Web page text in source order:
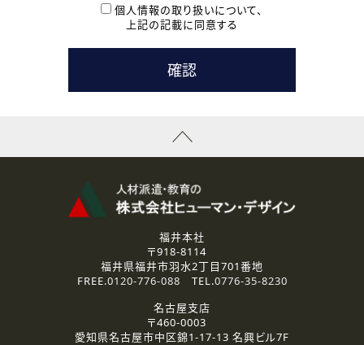
本登録に関するご連絡および本登録時の参考情報として利
たします。
( 3 ) スタッフ派遣を検討されている企業の皆様
お問い合わせの内容に回答するために利用いたします。
なお、ご連絡手段は、電話・Ｅメールのいずれかの方法とい
資料送付、受講相談に関するご連絡のために利用いたしま
その他、お問い合わせの内容に回答するために利用いたし
なお、ご連絡手段は、電話・Ｅメールのいずれかの方法とい
2.個人情報の第三者提供
ご提供いただいた個人情報は、法令等の規定に従う場合を除き、
3.個人情報の取り扱いの委託
弊社の定める個人情報保護の評価基準を満たした委託先に、個
個人情報の取り扱いについて、
上記の記載に同意する
福井本社
〒918-8114
福井県福井市羽水2丁目701番地
FREE.0120-776-088 TEL.0776-35-8230
名古屋支店
〒460-0003
愛知県名古屋市中区錦1-17-13 名興ビル7F